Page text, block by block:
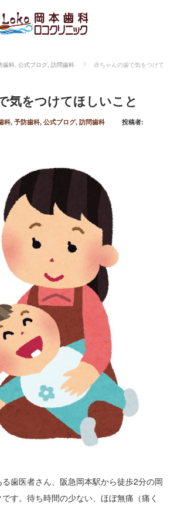
歯科, 公式ブログ, 訪問歯科
赤ちゃんの歯で気をつけて
気をつけてほしいこと
科, 予防歯科, 公式ブログ, 訪問歯科
投稿者:
歯医者さん、阪急岡本駅から徒歩2分の岡
す。待ち時間の少ない、ほぼ無痛（痛く